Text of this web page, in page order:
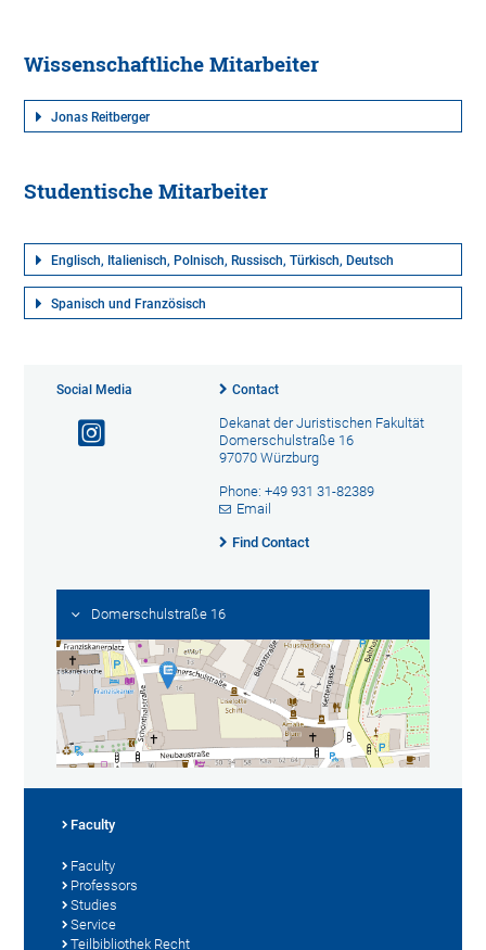
Wissenschaftliche Mitarbeiter
Jonas Reitberger
Studentische Mitarbeiter
Englisch, Italienisch, Polnisch, Russisch, Türkisch, Deutsch
Spanisch und Französisch
Social Media Contact
Dekanat der Juristischen Fakultät
Domerschulstraße 16
97070 Würzburg
Phone: +49 931 31-82389
Email
Find Contact
Domerschulstraße 16
Faculty
Faculty
Professors
Studies
Service
Teilbibliothek Recht